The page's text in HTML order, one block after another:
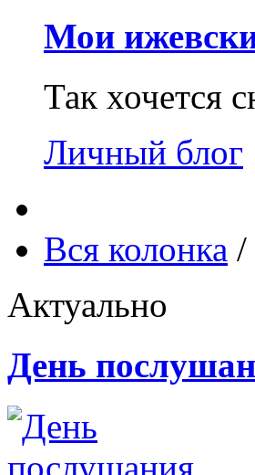
Мои
Так хочется
Личный блог
Вся колонка /
Актуально
День